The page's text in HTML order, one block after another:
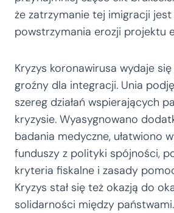
że zatrzymanie tej imigracji
powstrzymania erozji projektu
Kryzys koronawirusa wydaje
groźny dla integracji. Unia
szereg działań wspierających
kryzysie. Wyasygnowano
badania medyczne, ułatwiono
funduszy z polityki spójności,
kryteria fiskalne i zasady
Kryzys stał się też okazją do
solidarności między